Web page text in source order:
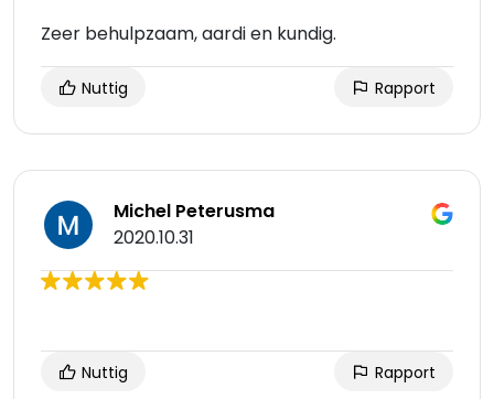
Zeer behulpzaam, aardi en kundig.
Nuttig Rapport
Michel Peterusma
2020.10.31
Nuttig Rapport